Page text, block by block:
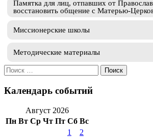
Памятка для лиц, отпавших от
восстановить общение с Матерью-
Миссионерские школы
Методические материалы
Искать:
Календарь событий
Август 2026
Пн Вт Ср Чт Пт Сб Вс
1
2